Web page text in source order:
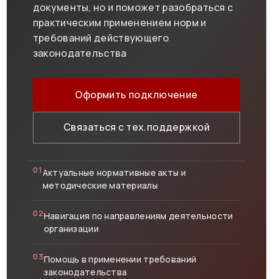
документы, но и поможет разобраться с
практическим применением норм и
требований действующего
законодательства
Оформить подключение
Связаться с тех.поддержкой
01Актуальные нормативные акты и
методические материалы
02Навигация по направлениям деятельности
организации
03Помощь в применении требований
законодательства